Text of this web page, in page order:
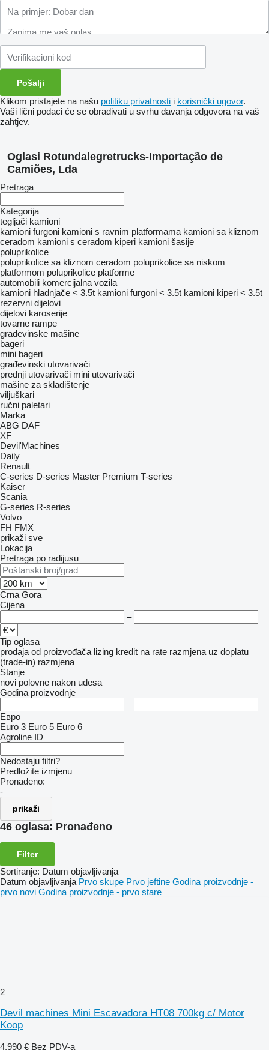
Klikom pristajete na našu politiku privatnosti i korisnički ugovor.
Vaši lični podaci će se obrađivati ​​u svrhu davanja odgovora na vaš
zahtjev.
Oglasi Rotundalegretrucks-Importação de
Camiões, Lda
Pretraga
Kategorija
tegljači kamioni
kamioni furgoni kamioni s ravnim platformama kamioni sa kliznom
ceradom kamioni s ceradom kiperi kamioni šasije
poluprikolice
poluprikolice sa kliznom ceradom poluprikolice sa niskom
platformom poluprikolice platforme
automobili komercijalna vozila
kamioni hladnjače < 3.5t kamioni furgoni < 3.5t kamioni kiperi < 3.5t
rezervni dijelovi
dijelovi karoserije
tovarne rampe
građevinske mašine
bageri
mini bageri
građevinski utovarivači
prednji utovarivači mini utovarivači
mašine za skladištenje
viljuškari
ručni paletari
Marka
ABG DAF
XF
Devil'Machines
Daily
Renault
C-series D-series Master Premium T-series
Kaiser
Scania
G-series R-series
Volvo
FH FMX
prikaži sve
Lokacija
Pretraga po radijusu
Crna Gora
Cijena
–
Tip oglasa
prodaja od proizvođača lizing kredit na rate razmjena uz doplatu
(trade-in) razmjena
Stanje
novi polovne nakon udesa
Godina proizvodnje
–
Евро
Euro 3 Euro 5 Euro 6
Agroline ID
Nedostaju filtri?
Predložite izmjenu
Pronađeno:
-
prikaži
46 oglasa: Pronađeno
Filter
Sortiranje: Datum objavljivanja
Datum objavljivanja Prvo skupe Prvo jeftine Godina proizvodnje -
prvo novi Godina proizvodnje - prvo stare
2
Devil machines Mini Escavadora HT08 700kg c/ Motor
Koop
4.990 € Bez PDV-a